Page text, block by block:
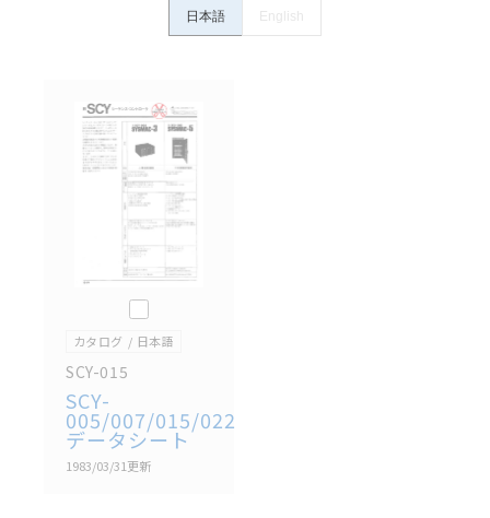
ン事例は参考用ですので、ご採用に際しては機器・装
置の機能や安全性をご確認のうえご使用ください。・
ている可能性がありますがご容赦ください。
記載されているサービス内容や連絡先等は作成当時の
ものであり、変更・改定させていただいている可能性
があります。改めて当サイトの掲載内容をご確認のう
え、ご用命下さいますようお願いいたします。
日本語 English
このカタログを選択
カタログ 日本語
SCY-015
SCY-
005/007/015/022
データシート
1983/03/31更新